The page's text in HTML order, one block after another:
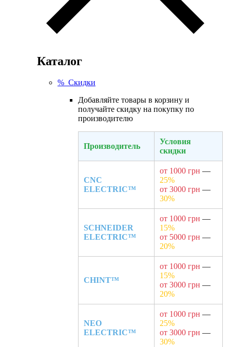
Каталог
% Скидки
Добавляйте товары в корзину и
получайте скидку на покупку по
производителю
Производитель
Условия
скидки
CNC
ELECTRIC™
от 1000 грн —
25%
от 3000 грн —
30%
SCHNEIDER
ELECTRIC™
от 1000 грн —
15%
от 5000 грн —
20%
CHINT™
от 1000 грн —
15%
от 3000 грн —
20%
NEO
ELECTRIC™
от 1000 грн —
25%
от 3000 грн —
30%